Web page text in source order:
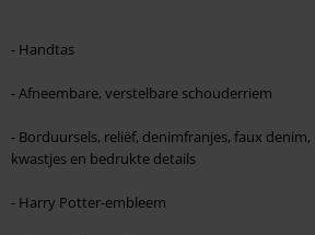
- Handtas
- Afneembare, verstelbare schouderriem
- Borduursels, reliëf, denimfranjes, faux
kwastjes en bedrukte details
- Harry Potter-embleem